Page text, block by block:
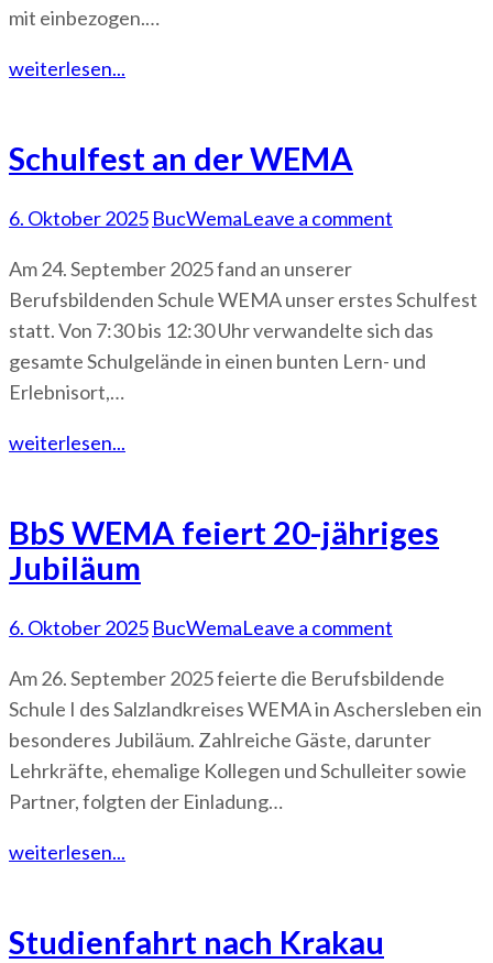
mit einbezogen.…
weiterlesen...
Schulfest an der WEMA
6. Oktober 2025 BucWemaLeave a comment
Am 24. September 2025 fand an unserer
Berufsbildenden Schule WEMA unser erstes Schulfest
statt. Von 7:30 bis 12:30 Uhr verwandelte sich das
gesamte Schulgelände in einen bunten Lern- und
Erlebnisort,…
weiterlesen...
BbS WEMA feiert 20-jähriges
Jubiläum
6. Oktober 2025 BucWemaLeave a comment
Am 26. September 2025 feierte die Berufsbildende
Schule I des Salzlandkreises WEMA in Aschersleben ein
besonderes Jubiläum. Zahlreiche Gäste, darunter
Lehrkräfte, ehemalige Kollegen und Schulleiter sowie
Partner, folgten der Einladung…
weiterlesen...
Studienfahrt nach Krakau